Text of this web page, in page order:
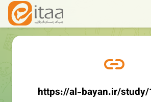
https://al-bayan.ir/